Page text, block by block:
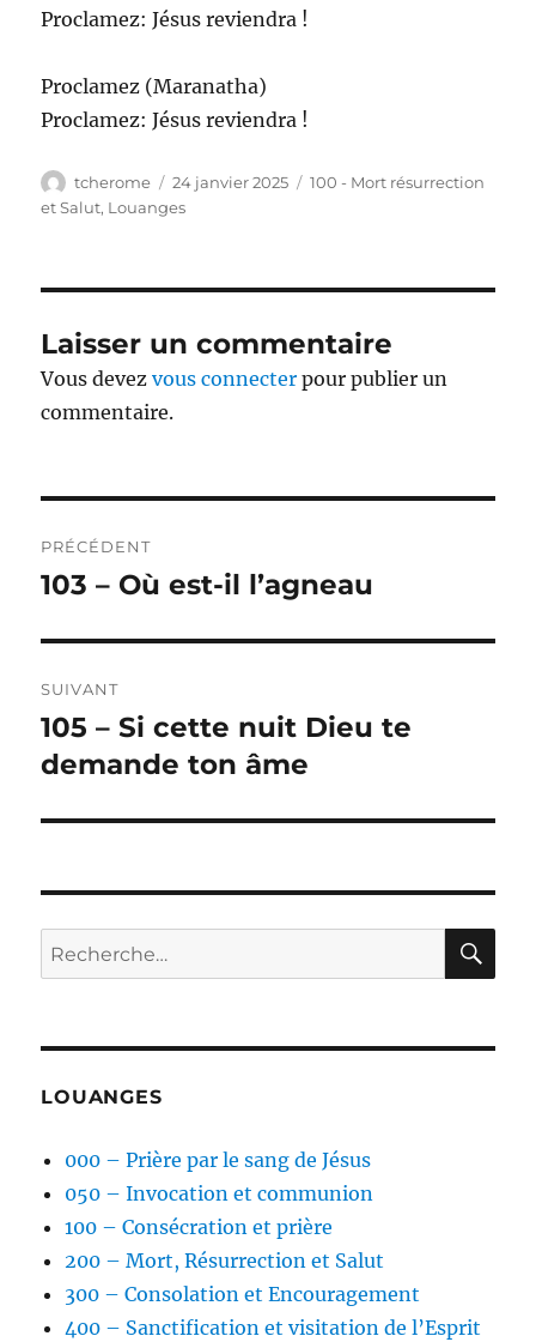
Proclamez: Jésus reviendra !
Proclamez (Maranatha)
Proclamez: Jésus reviendra !
Auteur
tcherome
Publié
le
24 janvier 2025 Catégories
100 - Mort résurrection
et Salut, Louanges
Laisser un commentaire
Vous devezvous connecter pour publier un
commentaire.
de
PRÉCÉDENT
Publication
103 – Où est-il l’agneau
SUIVANT
Publication
suivante :
105 – Si cette nuit Dieu te
demande ton âme
Recherche
pour :
LOUANGES
000 – Prière par le sang de Jésus
050 – Invocation et communion
100 – Consécration et prière
200 – Mort, Résurrection et Salut
300 – Consolation et Encouragement
400 – Sanctification et visitation de l’Esprit